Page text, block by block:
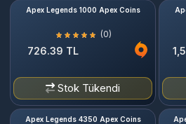
Apex Legends 1000 Apex Coins
(0)
726.39 TL
Stok Tükendi
Apex Legends 4350 Apex Coins